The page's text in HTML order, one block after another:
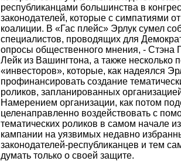
республиканцами большинства в
законодателей, которые с симпатиями
коалиции. В «Гас плейс» Эрлук сумел
специалистов, проводящих для
опросы общественного мнения, - Стэна
Лейк из Вашингтона, а также несколько
«инвесторов», которые, как надеялся
профинансировать создание
роликов, запланированных
Намерением организации, как потом
целенаправленно воздействовать с
тематических роликов в самом начале
кампании на уязвимых недавно
законодателей-республиканцев и тем
думать только о своей защите.